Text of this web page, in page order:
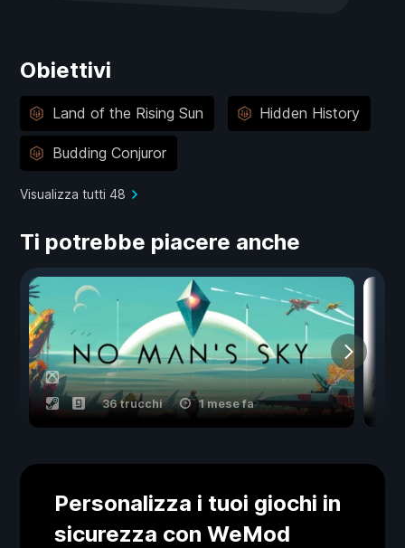
Obiettivi
Land of the Rising Sun Hidden History
Budding Conjuror
Visualizza tutti 48
Ti potrebbe piacere anche
36 trucchi 1 mese fa
Personalizza i tuoi giochi in
sicurezza con WeMod